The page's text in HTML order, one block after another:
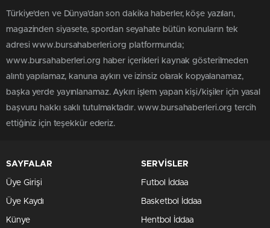
Türkiye'den ve Dünya’dan son dakika haberler, köşe yazıları,
magazinden siyasete, spordan seyahate bütün konuların tek
adresi www.bursahaberleri.org platformunda;
www.bursahaberleri.org haber içerikleri kaynak gösterilmeden
alıntı yapılamaz, kanuna aykırı ve izinsiz olarak kopyalanamaz,
başka yerde yayınlanamaz. Aykırı işlem yapan kişi/kişiler için yasal
başvuru hakkı saklı tutulmaktadır. www.bursahaberleri.org tercih
ettiğiniz için teşekkür ederiz.
SAYFALAR
Üye Girişi
Üye Kaydı
Künye
SERVİSLER
Futbol İddaa
Basketbol İddaa
Hentbol İddaa